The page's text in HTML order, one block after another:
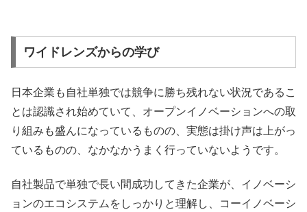
ワイドレンズからの学び
日本企業も自社単独では競争に勝ち残れない状況であるこ
とは認識され始めていて、オープンイノベーションへの取
り組みも盛んになっているものの、実態は掛け声は上がっ
ているものの、なかなかうまく行っていないようです。
自社製品で単独で長い間成功してきた企業が、イノベーシ
ョンのエコシステムをしっかりと理解し、コーイノベーシ